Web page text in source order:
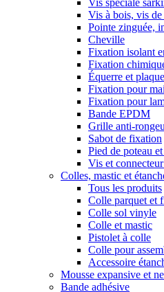
Vis spéciale
Vis à bois, vis de
Pointe zinguée,
Cheville
Fixation isolant
Fixation
Équerre et
Fixation pour
Fixation pour
Bande EPDM
Grille anti-
Sabot de fixation
Pied de poteau
Vis et
Colles, mastic et
Tous les produits
Colle parquet et
Colle sol vinyle
Colle et mastic
Pistolet à colle
Colle pour
Accessoire
Mousse expansive et
Bande adhésive